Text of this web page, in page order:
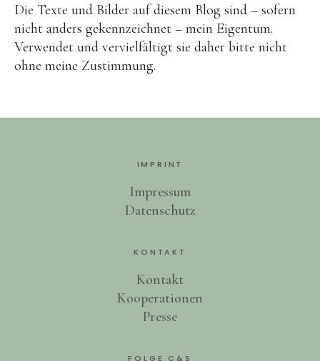
Die Texte und Bilder auf diesem Blog sind – sofern
nicht anders gekennzeichnet – mein Eigentum.
Verwendet und vervielfältigt sie daher bitte nicht
ohne meine Zustimmung.
IMPRINT
Impressum
Datenschutz
KONTAKT
Kontakt
Kooperationen
Presse
FOLGE C&S